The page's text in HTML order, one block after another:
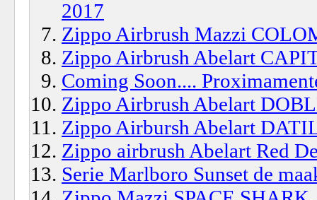
2017
Zippo Airbrush Mazzi
Zippo Airbrush Abelart
Coming Soon....
Zippo Airbrush Abelart
Zippo Airbursh Abelart
Zippo airbrush Abelart Red
Serie Marlboro Sunset de